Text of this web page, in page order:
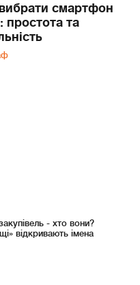
смартфон
простота та
- хто вони?
відкривають імена